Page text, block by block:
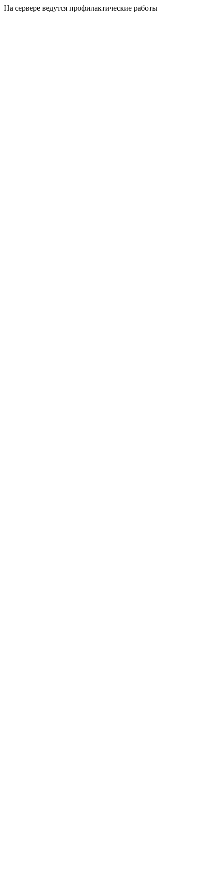
На сервере ведутся профилактические работы